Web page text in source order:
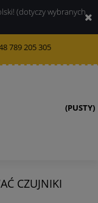
(dotyczy wybranych
789 205 305
(PUSTY)
CZUJNIKI